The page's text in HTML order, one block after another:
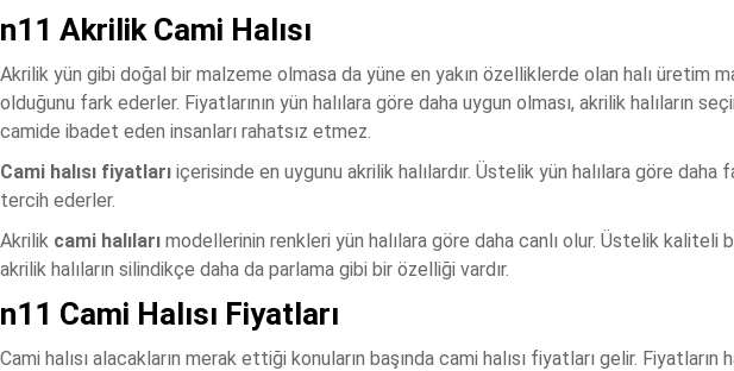
n11 Akrilik Cami Halısı
Akrilik yün gibi doğal bir malzeme olmasa da yüne en yakın özelliklerde olan halı üretim
olduğunu fark ederler. Fiyatlarının yün halılara göre daha uygun olması, akrilik
camide ibadet eden insanları rahatsız etmez.
Cami halısı fiyatları içerisinde en uygunu akrilik halılardır. Üstelik yün halılara göre
tercih ederler.
Akrilik cami halıları modellerinin renkleri yün halılara göre daha canlı olur. Üstelik kaliteli
akrilik halıların silindikçe daha da parlama gibi bir özelliği vardır.
n11 Cami Halısı Fiyatları
Cami halısı alacakların merak ettiği konuların başında cami halısı fiyatları gelir. Fiyatların